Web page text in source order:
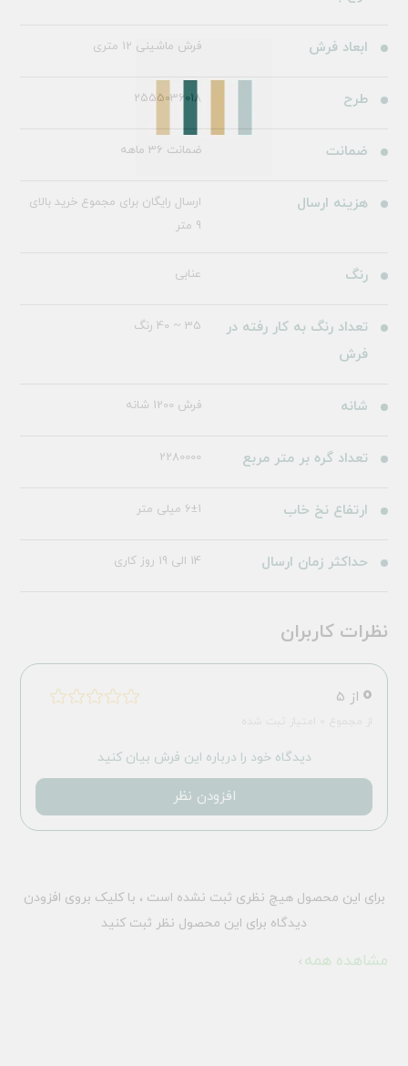
ابعاد فرش فرش ماشینی 12 متری
طرح 2555036018
ضمانت ضمانت 36 ماهه
هزینه ارسال
ارسال رایگان برای مجموع خرید بالای
9 متر
رنگ عنابی
تعداد رنگ به کار رفته در
فرش
35 ~ 40 رنگ
شانه فرش 1200 شانه
تعداد گره بر متر مربع 2280000
ارتفاع نخ خاب 6±1 میلی متر
حداکثر زمان ارسال 14 الی 19 روز کاری
نظرات کاربران
0 از 5
دیدگاه خود را درباره این فرش بیان کنید
افزودن نظر
برای این محصول هیچ نظری ثبت نشده است ، با کلیک بروی افزودن
دیدگاه برای این محصول نظر ثبت کنید
مشاهده همه